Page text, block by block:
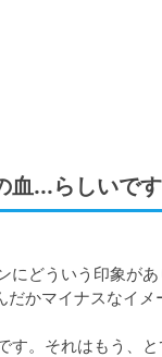
血...らしいで
にどういう印象が
かマイナスなイメ
す。それはもう、と